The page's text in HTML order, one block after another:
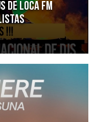
de Loca FM